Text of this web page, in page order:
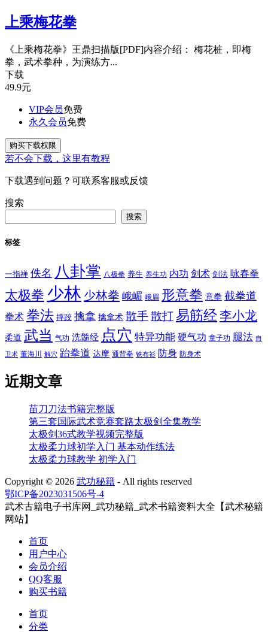
上乘梅花拳
《上乘梅花拳》王鼎扫描版[PDF]内容介绍： 梅花桩，即梅
拳，武术拳种，为演练方...
下载
49.9元
VIP会员免费
永久会员免费
购买下载权限
若不会下载，这里有教程
下载遇到问题？可联系客服或反馈
搜索
搜索
标签
一指禅 佚名 八卦掌 八极拳 养生 养生功 内功 剑术 剑法 咏春拳
太极拳 少林 少林拳 峨嵋 峨眉 形意拳 意拳 截拳道
拳术 拳法 摔跤 擒拿 擒拿术 散手散打易筋经李小龙
柔道 武当 气功 洗髓经 点穴 特异功能 硬气功 童子功 腿法 自
卫术 董海川 解穴 跆拳道 达摩 通背拳 铁布衫 防身 防身术
近期文章
苗刀刀法书籍完整版
第三套国际武术竞赛套路太极剑全集教学
太极剑36式教学视频完整版
太极柔力球初学入门 基本动作练法
太极柔力球教学 初学入门
Copyright © 2026 武功秘籍 - All rights reserved
鄂ICP备2023031506号-4
武术古籍电子书库网_武功秘籍_武术书籍资料大全【武术秘籍
网站】
首页
用户中心
会员介绍
QQ客服
购买书籍
首页
分类